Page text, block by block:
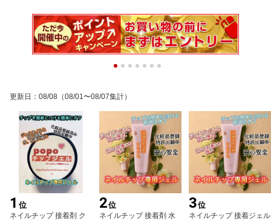
更新日 ： 08/08 （08/01〜08/07集計）
1 位
ネイルチップ 接着剤 ク
2位
ネイルチップ 接着剤 水
3位
ネイルチップ 接着ジェル